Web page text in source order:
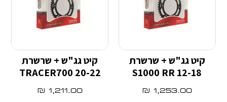
קיט גג"ש + שרשרת
S1000 RR 12-18
1,253.00
₪
קיט גג"ש + שרשרת
TRACER700 20-22
1,211.00
₪